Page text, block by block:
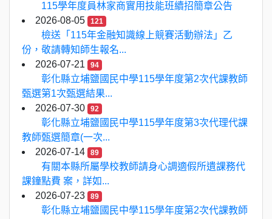
115學年度員林家商實用技能班續招簡章公告
2026-08-05
121
檢送「115年金融知識線上競賽活動辦法」乙
份，敬請轉知師生報名...
2026-07-21
94
彰化縣立埔鹽國民中學115學年度第2次代課教師
甄選第1次甄選結果...
2026-07-30
92
彰化縣立埔鹽國民中學115學年度第3次代理代課
教師甄選簡章(一次...
2026-07-14
89
有關本縣所屬學校教師請身心調適假所遺課務代
課鐘點費 案，詳如...
2026-07-23
89
彰化縣立埔鹽國民中學115學年度第2次代課教師